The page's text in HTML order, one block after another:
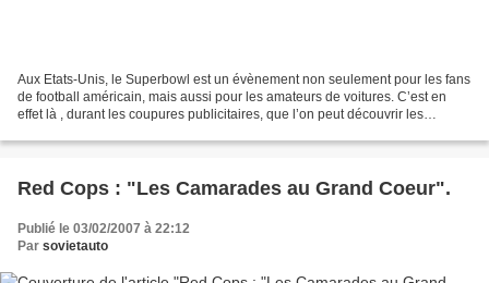
Aux Etats-Unis, le Superbowl est un évènement non seulement pour les fans
de football américain, mais aussi pour les amateurs de voitures. C’est en
effet là , durant les coupures publicitaires, que l’on peut découvrir les
Red Cops : "Les Camarades au Grand Coeur".
Publié le 03/02/2007 à 22:12
Par sovietauto